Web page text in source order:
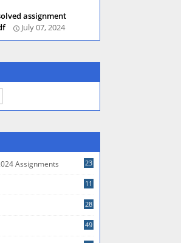
July 07, 2024
Assignments 23
11
28
49